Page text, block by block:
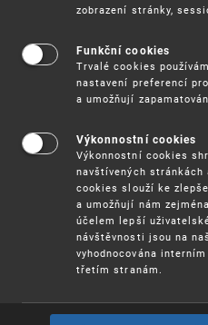
Vynálezy /
Užitnévzory
Ochrannéznámky
zobrazení stránky,
Funkční cookies
Trvalé cookies
nastavení preferencí
a umožňují
Výkonnostní cookies
Výkonnostní cookies
navštívených stránkách
cookies slouží ke
a umožňují nám
účelem lepší
návštěvnosti jsou na
vyhodnocována
třetím stranám.